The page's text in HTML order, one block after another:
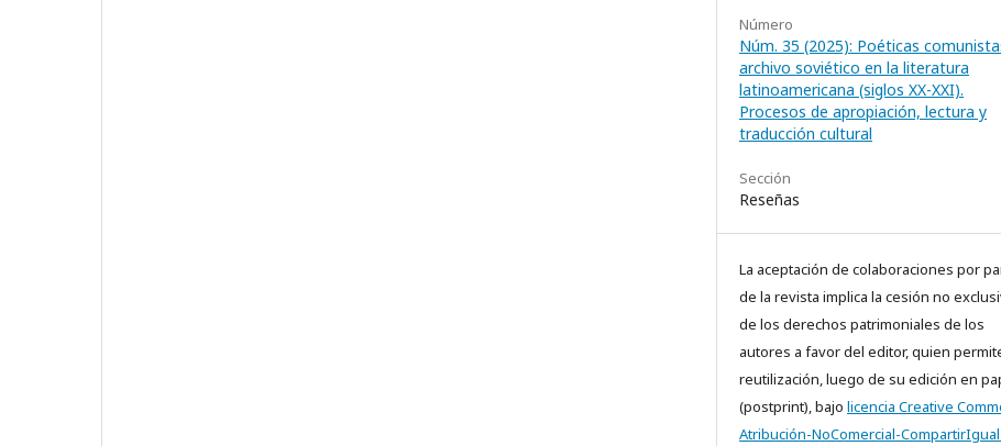
Número
Núm. 35 (2025): Poéticas
archivo soviético en la literatura
latinoamericana (siglos XX-XXI).
Procesos de apropiación, lectura y
traducción cultural
Sección
Reseñas
La aceptación de colaboraciones por
de la revista implica la cesión no
de los derechos patrimoniales de los
autores a favor del editor, quien
reutilización, luego de su edición en
(postprint), bajo licencia Creative
Atribución-NoComercial-CompartirIgual